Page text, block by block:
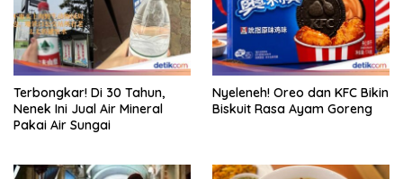
Terbongkar! Di 30 Tahun,
Nenek Ini Jual Air Mineral
Pakai Air Sungai
Nyeleneh! Oreo dan KFC Bikin
Biskuit Rasa Ayam Goreng